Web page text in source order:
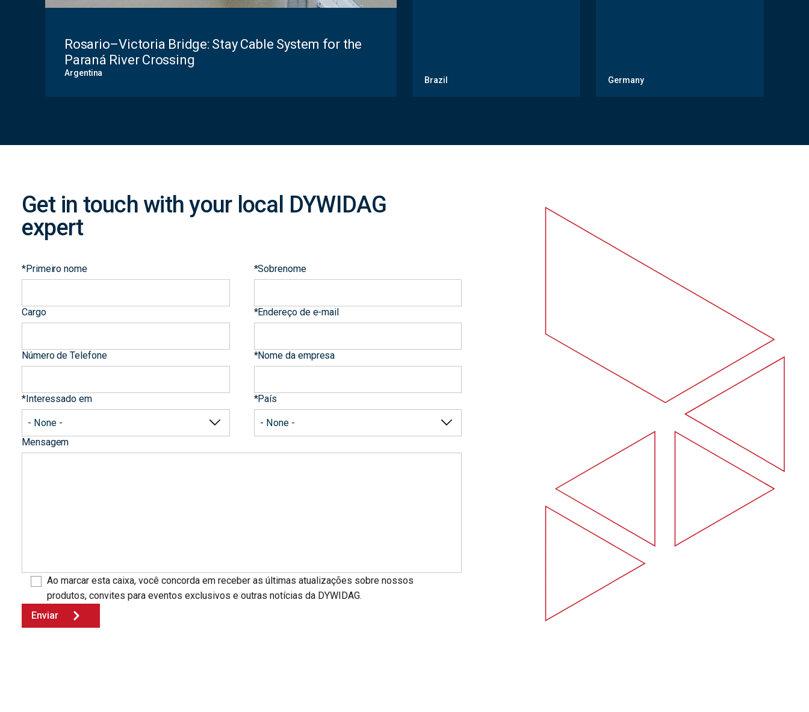
Rosario–Victoria Bridge: Stay Cable System for the
Paraná River Crossing
Argentina
Brazil Germany
Get in touch with your local DYWIDAG
expert
*Primeiro nome *Sobrenome
Cargo *Endereço de e-mail
Número de Telefone *Nome da empresa
*Interessado em *País
Mensagem
Ao marcar esta caixa, você concorda em receber as últimas atualizações sobre nossos
produtos, convites para eventos exclusivos e outras notícias da DYWIDAG.
Enviar